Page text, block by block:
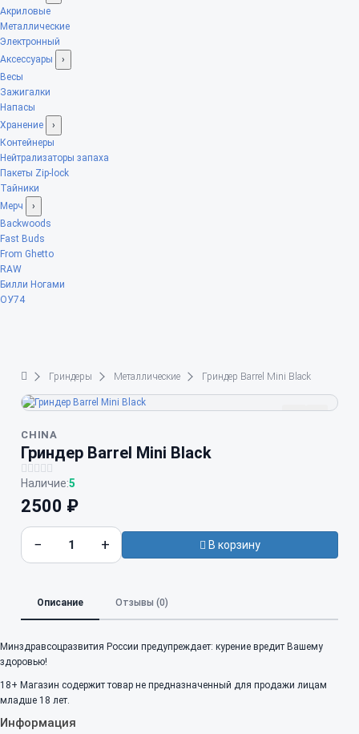
Акриловые
Металлические
Электронный
Аксессуары
›
Весы
Зажигалки
Напасы
Хранение
›
Контейнеры
Нейтрализаторы запаха
Пакеты Zip-lock
Тайники
Мерч
›
Backwoods
Fast Buds
From Ghetto
RAW
Билли Ногами
ОУ74
Гриндеры Металлические Гриндер Barrel Mini Black
CHINA
Гриндер Barrel Mini Black
Наличие:5
2500 ₽
− + В корзину
Описание Отзывы (0)
Минздравсоцразвития России предупреждает: курение вредит Вашему
здоровью!
18+ Магазин содержит товар не предназначенный для продажи лицам
младше 18 лет.
Информация